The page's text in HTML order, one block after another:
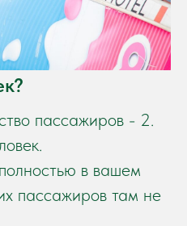
пассажиров - 2.
в вашем
пассажиров там не